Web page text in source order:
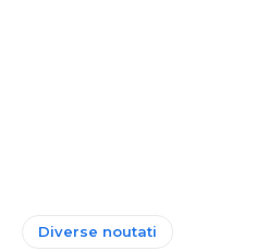
Diverse noutati